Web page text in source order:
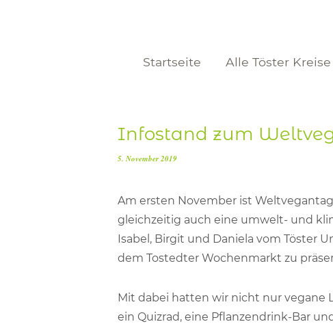
Startseite Alle Töster Kreise
Infostand zum
5. November 2019
Am ersten November ist
gleichzeitig auch eine umwelt- und
Isabel, Birgit und Daniela vom Töster
dem Tostedter Wochenmarkt zu
Mit dabei hatten wir nicht nur vegane
ein Quizrad, eine Pflanzendrink-Bar